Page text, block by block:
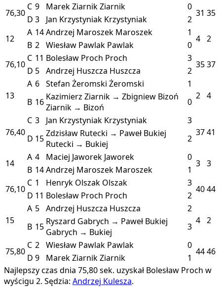
76,30
C 9 Marek ZiarnikZiarnik 0
31 35
D 3 Jan Krzystyniak Krzystyniak
2
12
A 14Andrzej Maroszek Maroszek 1
4 2
B 2 Wiesław Pawlak Pawlak
0
76,10
C 11 Bolesław Proch Proch 3
3537
D 5 Andrzej Huszcza Huszcza 2
13
A 6 Stefan Żeromski Żeromski
1
2 4
B 16 Kazimierz Ziarnik → Zbigniew Bizoń
Ziarnik → Bizoń
0
76,40
C 3 Jan Krzystyniak Krzystyniak
3
3741
D 15Zdzisław Rutecki → Paweł Bukiej
Rutecki → Bukiej
2
14
A 4 Maciej Jaworek Jaworek 0
3 3
B 14Andrzej Maroszek Maroszek
1
76,10
C 1 Henryk Olszak Olszak 3
4044
D 11 Bolesław Proch Proch 2
15
A 5 Andrzej Huszcza Huszcza
2
4 2
B 15 Ryszard Gabrych → Paweł Bukiej
Gabrych → Bukiej
3
75,80
C 2 Wiesław Pawlak Pawlak 0
4446
D 9 Marek ZiarnikZiarnik
1
Najlepszy czas dnia 75,80 sek. uzyskał Bolesław Proch w
wyścigu 2. Sędzia: Andrzej Kulesza.